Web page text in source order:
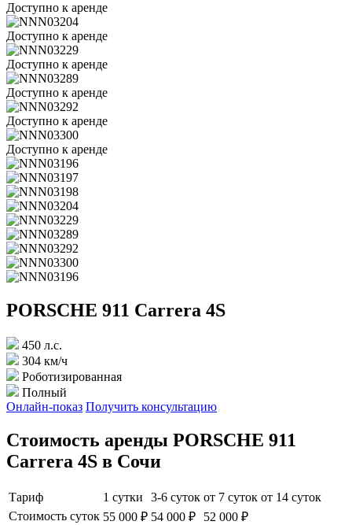
Доступно к аренде
Доступно к аренде
Доступно к аренде
Доступно к аренде
Доступно к аренде
Доступно к аренде
PORSCHE 911 Carrera 4S
450 л.с.
304 км/ч
Роботизированная
Полный
Онлайн-показ Получить консультацию
Стоимость аренды PORSCHE 911
Carrera 4S в Сочи
Тариф 1 сутки 3-6 суток от 7 суток от 14 суток
Стоимость суток 55 000 ₽ 54 000 ₽ 52 000 ₽